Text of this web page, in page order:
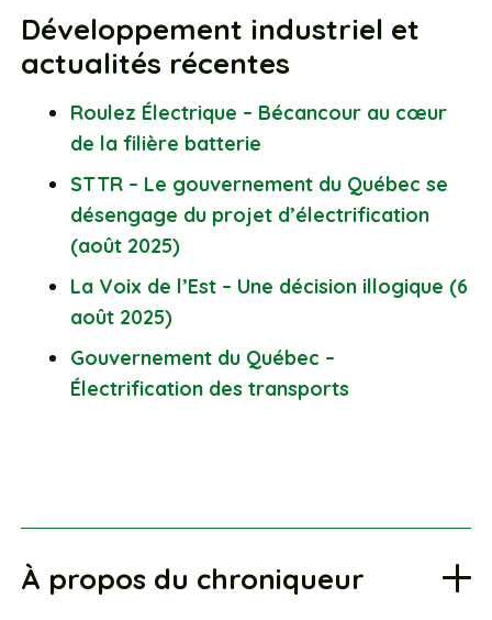
Développement industriel et
actualités récentes
Roulez Électrique – Bécancour au cœur
de la filière batterie
STTR – Le gouvernement du Québec se
désengage du projet d’électrification
(août 2025)
La Voix de l’Est – Une décision illogique (6
août 2025)
Gouvernement du Québec –
Électrification des transports
À propos du chroniqueur